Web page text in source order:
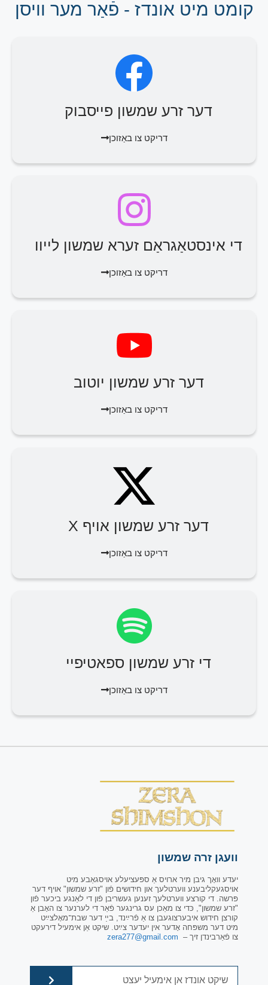
קומט מיט אונדז - פֿאַר מער וויסן
דער זרע שמשון פייסבוק
דריקט צו באַזוכן
די אינסטאַגראַם זערא שמשון לייוו
דריקט צו באַזוכן
דער זרע שמשון יוטוב
דריקט צו באַזוכן
דער זרע שמשון אויף X
דריקט צו באַזוכן
די זרע שמשון ספאטיפיי
דריקט צו באַזוכן
וועגן זרה שמשון
יעדע וואָך גיבן מיר ארויס אַ ספּעציעלע אויסגאַבע מיט
אויסגעקליבענע ווערטלעך און חידושים פֿון "זרע שמשון" אויף דער
פּרשה. די קורצע ווערטלעך זענען געשריבן פֿון די לאַנגע ביכער פֿון
"זרע שמשון", כּדי צו מאַכן עס גרינגער פֿאַר די לערנער צו האָבן אַ
קורצן חידוש איבערצוגעבן צו אַ פֿרײַנד, בײַ דער שבת־מאָלצײַט
מיט דער משפּחה אָדער אין יעדער צײַט. שיקט אַן אימעיל דירעקט
צו פֿאַרבינדן זיך – zera277@gmail.com